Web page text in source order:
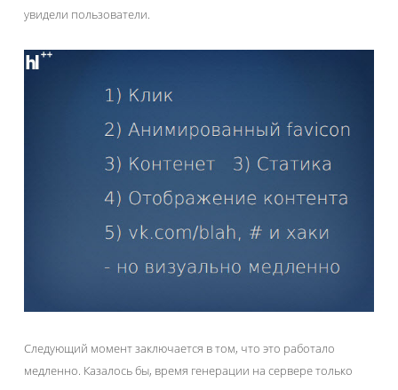
увидели пользователи.
Следующий момент заключается в том, что это работало
медленно. Казалось бы, время генерации на сервере только